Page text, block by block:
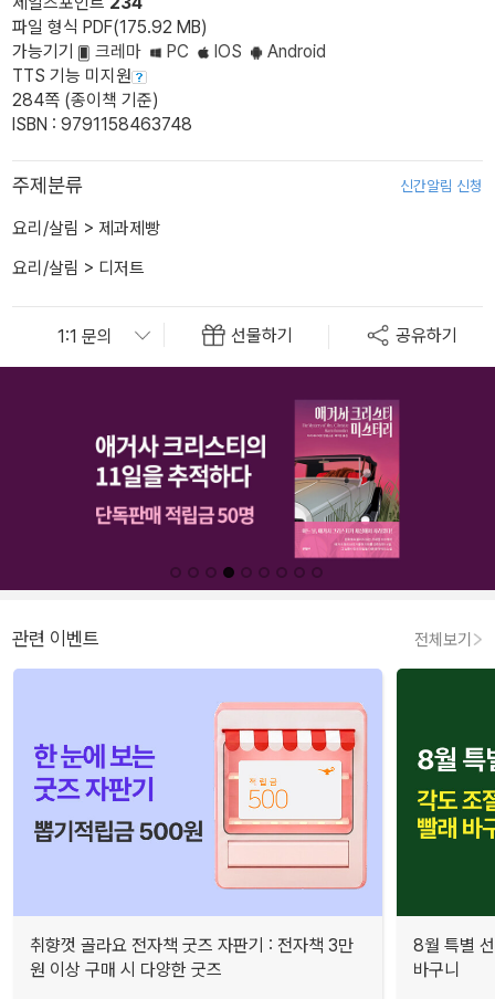
파일 형식 PDF(175.92 MB)
가능기기
크레마 PC IOS
Android
TTS 기능 미지원
284쪽 (종이책 기준)
ISBN : 9791158463748
주제분류 신간알림 신청
요리/살림 > 제과제빵
요리/살림 > 디저트
선물하기 공유하기
관련 이벤트 전체보기
취향껏 골라요 전자책 굿즈 자판기 : 전자책 3만
원 이상 구매 시 다양한 굿즈
8월 특별
바구니